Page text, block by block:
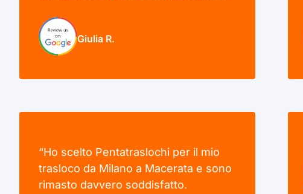
Giulia R.
“Ho scelto Pentatraslochi per il mio
trasloco da Milano a Macerata e sono
rimasto davvero soddisfatto.